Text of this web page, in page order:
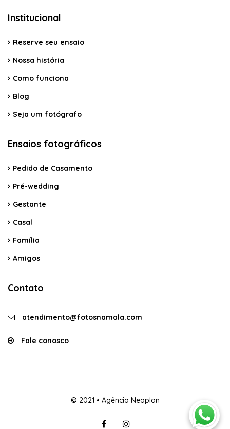
Institucional
Reserve seu ensaio
Nossa história
Como funciona
Blog
Seja um fotógrafo
Ensaios fotográficos
Pedido de Casamento
Pré-wedding
Gestante
Casal
Família
Amigos
Contato
atendimento@fotosnamala.com
Fale conosco
© 2021 • Agência Neoplan